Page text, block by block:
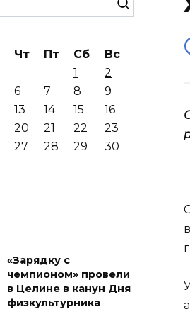
Чт Пт Сб
Вс
1
2
6 7 8
9
13 14 15
16
20 21 22
23
27 28 29
30
«Зарядку с
чемпионом» провели
в Целине в канун Дня
физкультурника